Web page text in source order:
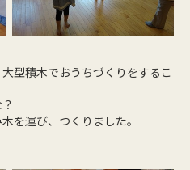
型積木でおうちづくりをするこ
を運び、つくりました。